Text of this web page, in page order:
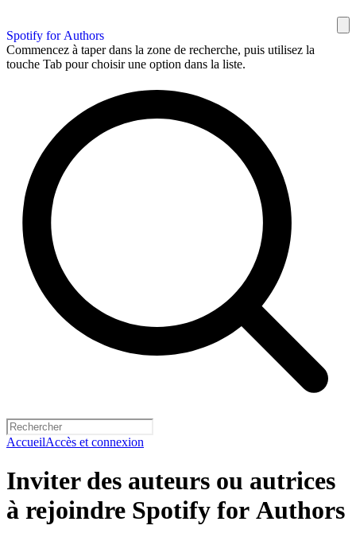
Spotify for Authors
Commencez à taper dans la zone de recherche, puis utilisez la
touche Tab pour choisir une option dans la liste.
AccueilAccès et connexion
Inviter des auteurs ou autrices
à rejoindre Spotify for Authors